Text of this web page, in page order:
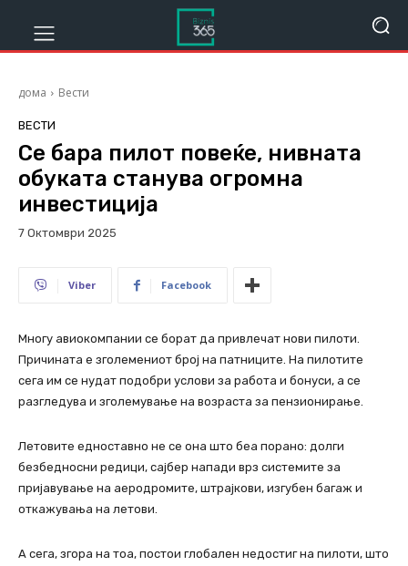
дома Вести
ВЕСТИ
Се бара пилот повеќе, нивната
обуката станува огромна
инвестиција
7 Октомври 2025
Viber Facebook
Многу авиокомпании се борат да привлечат нови пилоти.
Причината е зголемениот број на патниците. На пилотите
сега им се нудат подобри услови за работа и бонуси, а се
разгледува и зголемување на возраста за пензионирање.
Летовите едноставно не се она што беа порано: долги
безбедносни редици, сајбер напади врз системите за
пријавување на аеродромите, штрајкови, изгубен багаж и
откажувања на летови.
А сега, згора на тоа, постои глобален недостиг на пилоти, што